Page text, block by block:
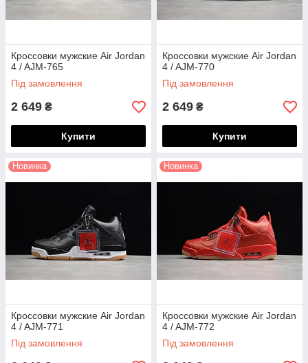
Кроссовки мужские Air Jordan
4 / AJM-765
Під замовлення
2 649 ₴
Купити
Кроссовки мужские Air Jordan
4 / AJM-770
Під замовлення
2 649 ₴
Купити
Новинка
Кроссовки мужские Air Jordan
4 / AJM-771
Під замовлення
Новинка
Кроссовки мужские Air Jordan
4 / AJM-772
Під замовлення